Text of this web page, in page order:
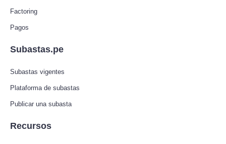
Factoring
Pagos
Subastas.pe
Subastas vigentes
Plataforma de subastas
Publicar una subasta
Recursos